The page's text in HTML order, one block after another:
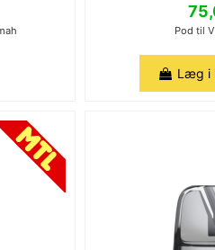
Pod til
Læg i